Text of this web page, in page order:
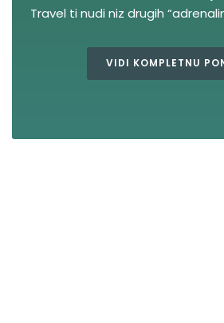
Travel ti nudi niz drugih
VIDI KOMPLETNU